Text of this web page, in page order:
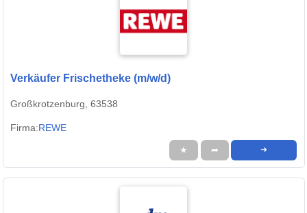
Verkäufer Frischetheke (m/w/d)
Großkrotzenburg, 63538
Firma:REWE
★ ➦ ➜